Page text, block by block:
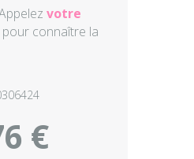
votre
pour connaître la
€